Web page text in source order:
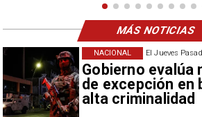
El Jueves
Gobierno evalúa
de excepción en
alta criminalidad
NACIONAL
MÁS NOTICIAS